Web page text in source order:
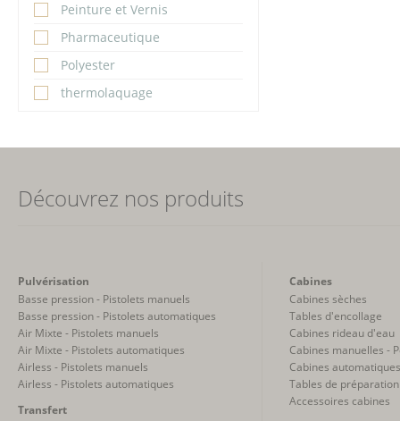
Peinture et Vernis
Pharmaceutique
Polyester
thermolaquage
Découvrez nos produits
Pulvérisation
Basse pression - Pistolets manuels
Basse pression - Pistolets automatiques
Air Mixte - Pistolets manuels
Air Mixte - Pistolets automatiques
Airless - Pistolets manuels
Airless - Pistolets automatiques
Transfert
Cabines
Cabines sèches
Tables d'encollage
Cabines rideau d'eau
Cabines manuelles -
Cabines
Tables de
Accessoires cabines